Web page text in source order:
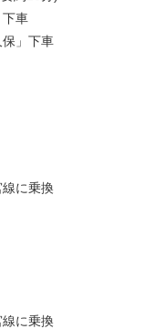
下車
保」下車
線に乗換
線に乗換